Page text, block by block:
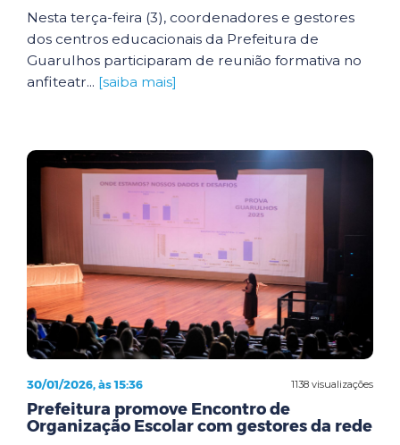
Nesta terça-feira (3), coordenadores e gestores
dos centros educacionais da Prefeitura de
Guarulhos participaram de reunião formativa no
anfiteatr... [saiba mais]
1138 visualizações
30/01/2026, às 15:36
Prefeitura promove Encontro de
Organização Escolar com gestores da rede